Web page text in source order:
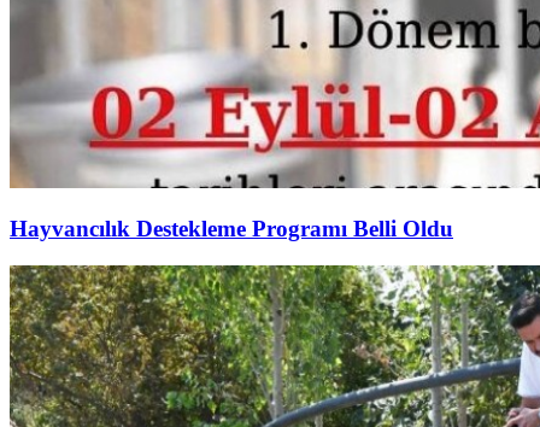
Hayvancılık Destekleme Programı Belli Oldu